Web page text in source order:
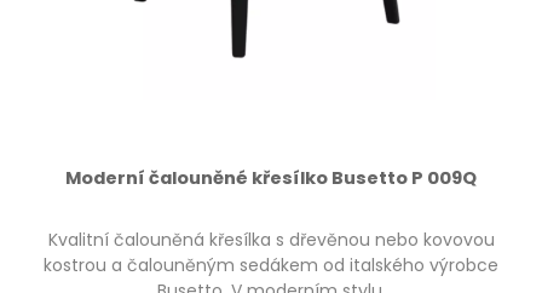
Moderní čalouněné křesílko Busetto P 009Q
Kvalitní čalouněná křesílka s dřevěnou nebo kovovou
kostrou a čalouněným sedákem od italského výrobce